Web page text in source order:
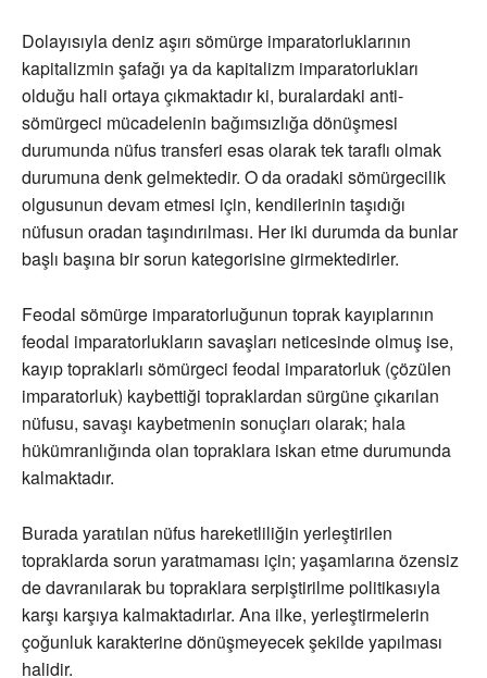
Dolayısıyla deniz aşırı sömürge imparatorluklarının
kapitalizmin şafağı ya da kapitalizm imparatorlukları
olduğu hali ortaya çıkmaktadır ki, buralardaki anti-
sömürgeci mücadelenin bağımsızlığa dönüşmesi
durumunda nüfus transferi esas olarak tek taraflı olmak
durumuna denk gelmektedir. O da oradaki sömürgecilik
olgusunun devam etmesi için, kendilerinin taşıdığı
nüfusun oradan taşındırılması. Her iki durumda da bunlar
başlı başına bir sorun kategorisine girmektedirler.
Feodal sömürge imparatorluğunun toprak kayıplarının
feodal imparatorlukların savaşları neticesinde olmuş ise,
kayıp topraklarlı sömürgeci feodal imparatorluk (çözülen
imparatorluk) kaybettiği topraklardan sürgüne çıkarılan
nüfusu, savaşı kaybetmenin sonuçları olarak; hala
hükümranlığında olan topraklara iskan etme durumunda
kalmaktadır.
Burada yaratılan nüfus hareketliliğin yerleştirilen
topraklarda sorun yaratmaması için; yaşamlarına özensiz
de davranılarak bu topraklara serpiştirilme politikasıyla
karşı karşıya kalmaktadırlar. Ana ilke, yerleştirmelerin
çoğunluk karakterine dönüşmeyecek şekilde yapılması
halidir.